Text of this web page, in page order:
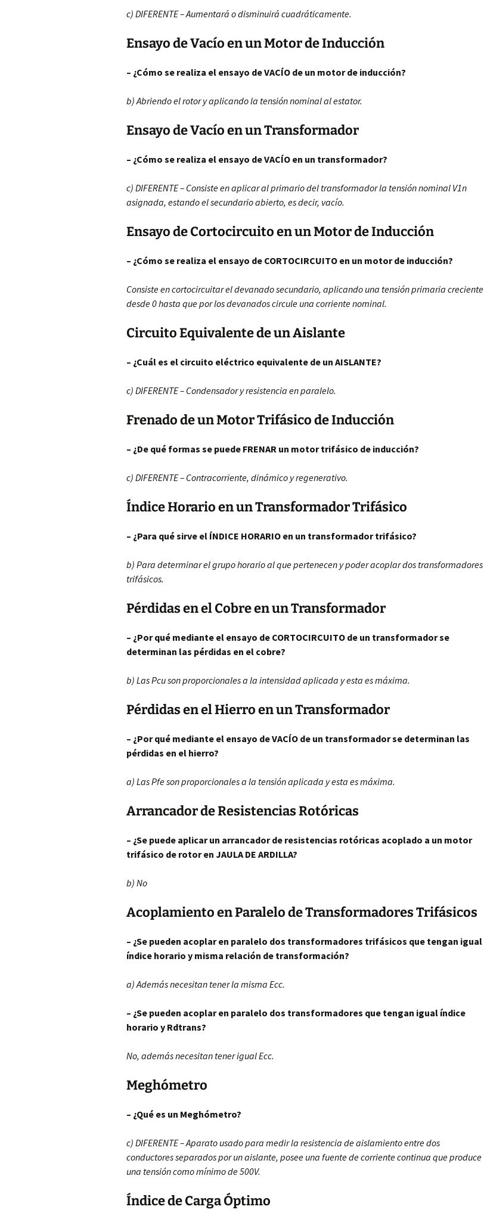
c) DIFERENTE – Aumentará o disminuirá cuadráticamente.
Ensayo de Vacío en un Motor de Inducción
– ¿Cómo se realiza el ensayo de VACÍO de un motor de inducción?
b) Abriendo el rotor y aplicando la tensión nominal al estator.
Ensayo de Vacío en un Transformador
– ¿Cómo se realiza el ensayo de VACÍO en un transformador?
c) DIFERENTE – Consiste en aplicar al primario del transformador la tensión nominal V1n
asignada, estando el secundario abierto, es decir, vacío.
Ensayo de Cortocircuito en un Motor de Inducción
– ¿Cómo se realiza el ensayo de CORTOCIRCUITO en un motor de inducción?
Consiste en cortocircuitar el devanado secundario, aplicando una tensión primaria creciente
desde 0 hasta que por los devanados circule una corriente nominal.
Circuito Equivalente de un Aislante
– ¿Cuál es el circuito eléctrico equivalente de un AISLANTE?
c) DIFERENTE – Condensador y resistencia en paralelo.
Frenado de un Motor Trifásico de Inducción
– ¿De qué formas se puede FRENAR un motor trifásico de inducción?
c) DIFERENTE – Contracorriente, dinámico y regenerativo.
Índice Horario en un Transformador Trifásico
– ¿Para qué sirve el ÍNDICE HORARIO en un transformador trifásico?
b) Para determinar el grupo horario al que pertenecen y poder acoplar dos transformadores
trifásicos.
Pérdidas en el Cobre en un Transformador
– ¿Por qué mediante el ensayo de CORTOCIRCUITO de un transformador se
determinan las pérdidas en el cobre?
b) Las Pcu son proporcionales a la intensidad aplicada y esta es máxima.
Pérdidas en el Hierro en un Transformador
– ¿Por qué mediante el ensayo de VACÍO de un transformador se determinan las
pérdidas en el hierro?
a) Las Pfe son proporcionales a la tensión aplicada y esta es máxima.
Arrancador de Resistencias Rotóricas
– ¿Se puede aplicar un arrancador de resistencias rotóricas acoplado a un motor
trifásico de rotor en JAULA DE ARDILLA?
b) No
Acoplamiento en Paralelo de Transformadores Trifásicos
– ¿Se pueden acoplar en paralelo dos transformadores trifásicos que tengan igual
índice horario y misma relación de transformación?
a) Además necesitan tener la misma Ecc.
– ¿Se pueden acoplar en paralelo dos transformadores que tengan igual índice
horario y Rdtrans?
No, además necesitan tener igual Ecc.
Meghómetro
– ¿Qué es un Meghómetro?
c) DIFERENTE – Aparato usado para medir la resistencia de aislamiento entre dos
conductores separados por un aislante, posee una fuente de corriente continua que produce
una tensión como mínimo de 500V.
Índice de Carga Óptimo